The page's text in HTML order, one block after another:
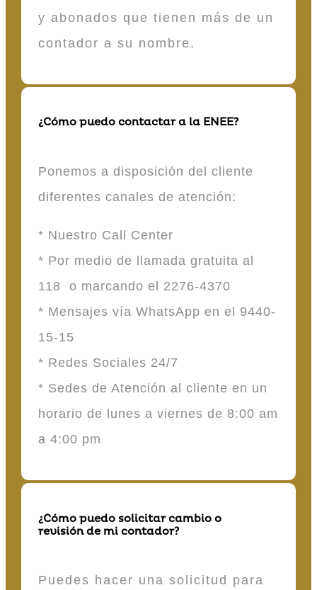
y abonados que tienen más de un
contador a su nombre.
¿Cómo puedo contactar a la ENEE?
Ponemos a disposición del cliente
diferentes canales de atención:
* Nuestro Call Center
* Por medio de llamada gratuita al
118 o marcando el 2276-4370
* Mensajes vía WhatsApp en el 9440-
15-15
* Redes Sociales 24/7
* Sedes de Atención al cliente en un
horario de lunes a viernes de 8:00 am
a 4:00 pm
¿Cómo puedo solicitar cambio o
revisión de mi contador?
Puedes hacer una solicitud para